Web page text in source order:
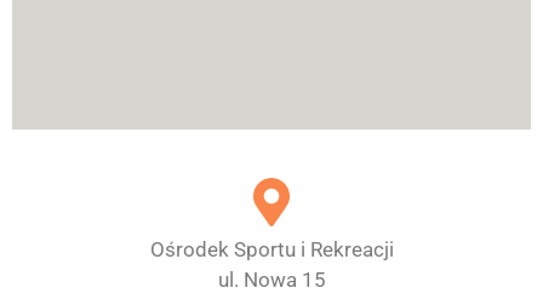
Ośrodek Sportu i Rekreacji
ul. Nowa 15